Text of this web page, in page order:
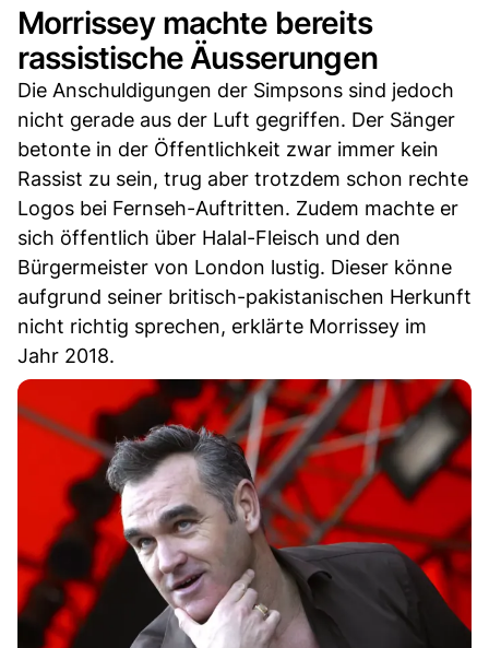
Morrissey machte bereits
rassistische Äusserungen
Die Anschuldigungen der Simpsons sind jedoch
nicht gerade aus der Luft gegriffen. Der Sänger
betonte in der Öffentlichkeit zwar immer kein
Rassist zu sein, trug aber trotzdem schon rechte
Logos bei Fernseh-Auftritten. Zudem machte er
sich öffentlich über Halal-Fleisch und den
Bürgermeister von London lustig. Dieser könne
aufgrund seiner britisch-pakistanischen Herkunft
nicht richtig sprechen, erklärte Morrissey im
Jahr 2018.